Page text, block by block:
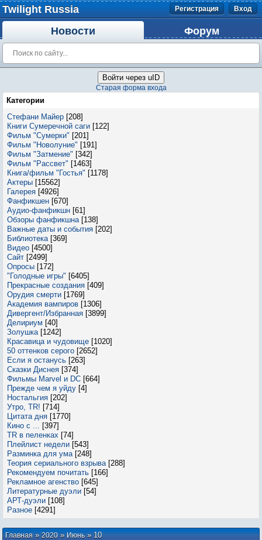
Twilight Russia Регистрация Вход
Новости Форум
Войти через uID
Старая форма входа
Категории
Стефани Майер [208]
Книги Сумеречной саги [122]
Фильм "Сумерки" [201]
Фильм "Новолуние" [191]
Фильм "Затмение" [342]
Фильм "Рассвет" [1463]
Книга/фильм "Гостья" [1178]
Актеры [15562]
Галерея [4926]
Фанфикшен [670]
Аудио-фанфикшн [61]
Обзоры фанфикшна [138]
Важные даты и события [202]
Библиотека [369]
Видео [4500]
Сайт [2499]
Опросы [172]
"Голодные игры" [6405]
Прекрасные создания [409]
Орудия смерти [1769]
Академия вампиров [1306]
Дивергент/Избранная [3899]
Делириум [40]
Золушка [1242]
Красавица и чудовище [1020]
50 оттенков серого [2652]
Если я останусь [263]
Сказки Диснея [374]
Фильмы Marvel и DC [664]
Прежде чем я уйду [4]
Ностальгия [202]
Утро, TR! [714]
Цитата дня [1770]
Кино с ... [397]
TR в пеленках [74]
Плейлист недели [543]
Разминка для ума [248]
Теория сериального взрыва [288]
Рекомендуем почитать [166]
Рекламное агенство [645]
Литературные дуэли [54]
АРТ-дуэли [108]
Разное [4291]
Главная»2020 » Июнь » 10